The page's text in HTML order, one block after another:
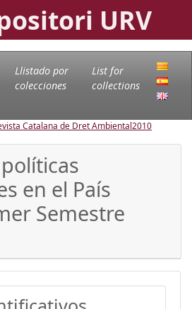
URV
Llistado por
colecciones
List for
collections
Catalana de Dret Ambiental2010
en el País
Semestre